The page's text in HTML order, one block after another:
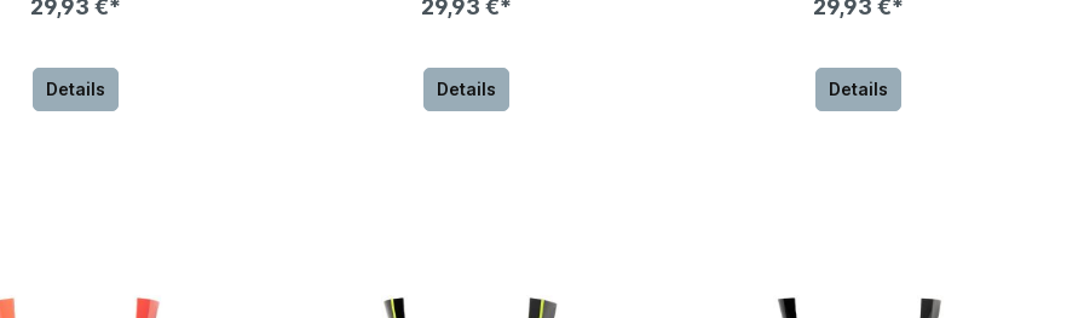
29,93 €*
Details
29,93 €*
Details
29,93 €*
Details